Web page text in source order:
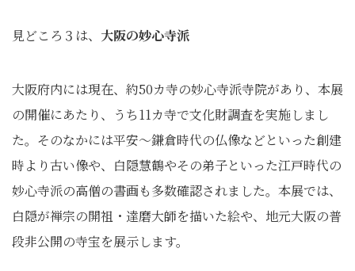
見どころ３は、 大阪の妙心寺派
大阪府内には現在、約50カ寺の妙心寺派寺院があり、本展
の開催にあたり、うち11カ寺で文化財調査を実施しまし
た。そのなかには平安～鎌倉時代の仏像などといった創建
時より古い像や、白隠慧鶴やその弟子といった江戸時代の
妙心寺派の高僧の書画も多数確認されました。本展では、
白隠が禅宗の開祖・達磨大師を描いた絵や、地元大阪の普
段非公開の寺宝を展示します。